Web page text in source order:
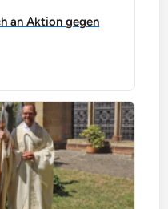
an Aktion gegen